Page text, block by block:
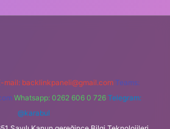
mail: backlinkpaneli@gmail.com Teams:
Whatsapp: 0262 606 0 726 Telegram:
@karabul